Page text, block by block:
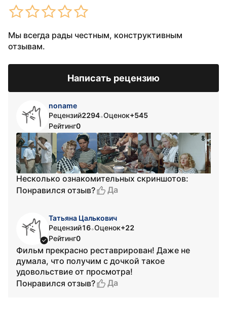
Мы всегда рады честным, конструктивным
отзывам.
Написать рецензию
noname
Рецензий2294•Оценок+545
Рейтинг0
Несколько ознакомительных скриншотов:
Понравился отзыв?
Да
Татьяна Цалькович
Рецензий16•Оценок+22
Рейтинг0
Фильм прекрасно реставрирован! Даже не
думала, что получим с дочкой такое
удовольствие от просмотра!
Понравился отзыв?
Да